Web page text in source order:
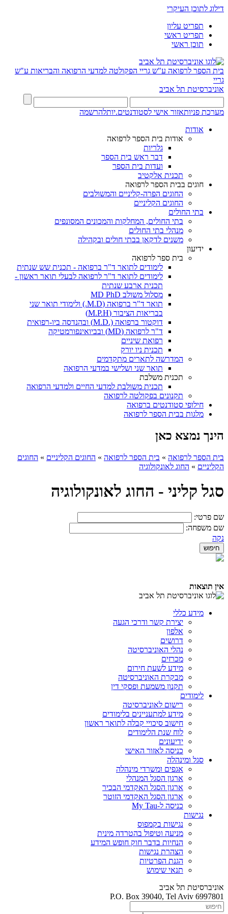
דילוג לתוכן העיקרי
תפריט עליון
תפריט ראשי
תוכן ראשי
בית הספר לרפואה ע"ש גריי הפקולטה למדעי הרפואה והבריאות ע"ש
גריי
אוניברסיטת תל אביב
מערכת פניותאזור אישי לסטודנטים.יותלהרשמה
אודות
אודות בית הספר לרפואה
גלריות
דבר ראש בית הספר
ועדות בית הספר
תכנית אלקטיב
חוגים בבית הספר לרפואה
החוגים הפרה-קליניים והמשולבים
החוגים הקליניים
בתי החולים
בתי החולים, המחלקות והמכונים המסונפים
מנהלי בתי החולים
משנים לדקאן בבתי חולים ובקהילה
ידיעון
בית ספר לרפואה
לימודים לתואר ד"ר ברפואה - תכנית שש שנתית
לימודים לתואר ד"ר לרפואה לבעלי תואר ראשון -
תכנית ארבע שנתית
מסלול משולב MD PhD
תואר ד"ר ברפואה (M.D.) ולימודי תואר שני
בבריאות הציבור (M.P.H)
דוקטור ברפואה (.M.D) ובהנדסה ביו-רפואית
ד"ר לרפואה (MD) ובביואינפורמטיקה
רפואת שיניים
תכנית ניו יורק
המדרשה לתארים מתקדמים
תואר שני ושלישי במדעי הרפואה
תכנית משלבת
תכנית משולבת למדעי החיים ולמדעי הרפואה
תקנונים בפקולטה לרפואה
חילופי סטודנטים ברפואה
מלגות בבית הספר לרפואה
הינך נמצא כאן
בית הספר לרפואה » בית הספר לרפואה » החוגים הקליניים » החוגים
הקליניים » החוג לאונקולוגיה
סגל קליני - החוג לאונקולוגיה
שם פרטי:
שם משפחה:
נקה
אין תוצאות
מידע כללי
יצירת קשר ודרכי הגעה
אלפון
דרושים
נהלי האוניברסיטה
מכרזים
מידע לשעת חירום
מבקרת האוניברסיטה
תקנון משמעת ופסקי דין
לימודים
רישום לאוניברסיטה
מידע למתעניינים בלימודים
חישוב סיכויי קבלה לתואר ראשון
לוח שנת הלימודים
ידיעונים
כניסה לאזור האישי
סגל ומינהלה
אגפים ומשרדי מינהלה
ארגון הסגל המנהלי
ארגון הסגל האקדמי הבכיר
ארגון הסגל האקדמי הזוטר
כניסה ל-My Tau
נגישות
נגישות בקמפוס
מניעה וטיפול בהטרדה מינית
הנחיות בדבר חוק חופש המידע
הצהרת נגישות
הגנת הפרטיות
תנאי שימוש
אוניברסיטת תל אביב
P.O. Box 39040, Tel Aviv 6997801